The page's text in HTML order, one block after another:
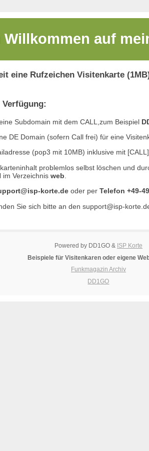
Willkommen auf
eine Rufzeichen Visitenkarte
Subdomain mit dem CALL,zum Beispiel
DE Domain (sofern Call frei) für eine
(pop3 mit 10MB) inklusive mit
problemlos selbst löschen und
im Verzeichnis web
korte.deoder per Telefon +49-
Sie sich bitte an den support@isp-
Powered by DD1GO & ISP Korte
Beispiele für Visitenkaren oder eigene
Funkmagazin Archiv
DD1GO